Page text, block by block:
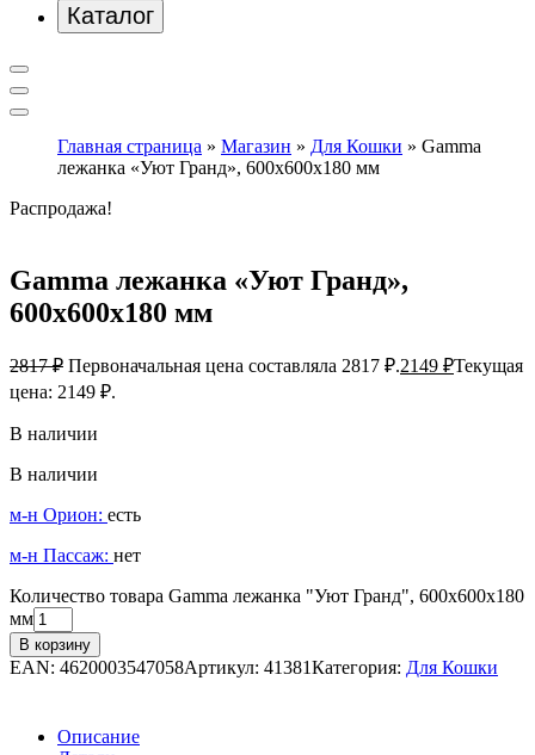
Каталог
Главная страница » Магазин » Для Кошки » Gamma
лежанка «Уют Гранд», 600х600х180 мм
Распродажа!
Gamma лежанка «Уют Гранд»,
600х600х180 мм
2817₽ Первоначальная цена составляла 2817 ₽.2149 ₽Текущая
цена: 2149 ₽.
В наличии
В наличии
м-н Орион: есть
м-н Пассаж: нет
Количество товара Gamma лежанка "Уют Гранд", 600х600х180
мм
В корзину
EAN: 4620003547058Артикул: 41381Категория: Для Кошки
Описание